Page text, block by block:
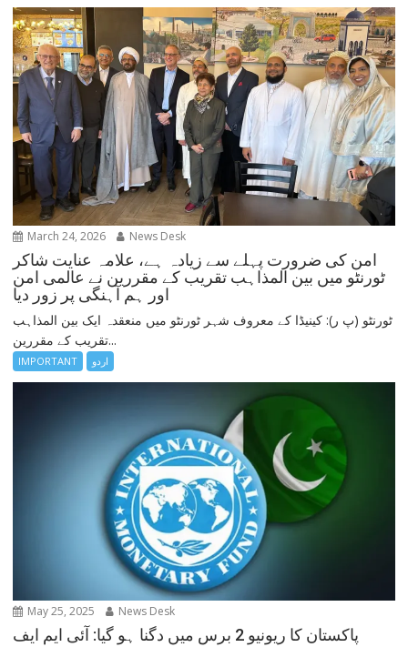
March 24, 2026 News Desk
امن کی ضرورت پہلے سے زیادہ ہے، علامہ عنایت شاکر
ٹورنٹو میں بین المذاہب تقریب کے مقررین نے عالمی امن
اور ہم آہنگی پر زور دیا
ٹورنٹو (پ ر): کینیڈا کے معروف شہر ٹورنٹو میں منعقدہ ایک بین المذاہب
تقریب کے مقررین...
IMPORTANT اردو
May 25, 2025 News Desk
پاکستان کا ریونیو 2 برس میں دگنا ہو گیا: آئی ایم ایف